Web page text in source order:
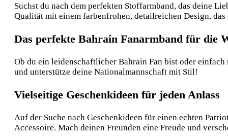
Suchst du nach dem perfekten Stoffarmband, das deine
Qualität mit einem farbenfrohen, detailreichen Design,
Das perfekte Bahrain Fanarmband für die
Ob du ein leidenschaftlicher Bahrain Fan bist oder
und unterstütze deine Nationalmannschaft mit Stil!
Vielseitige Geschenkideen für jeden Anlass
Auf der Suche nach Geschenkideen für einen echten
Accessoire. Mach deinen Freunden eine Freude und